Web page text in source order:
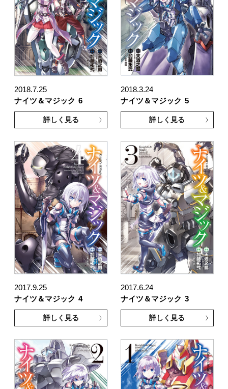
2018.7.25
ナイツ＆マジック 6
詳しく見る
2018.3.24
ナイツ＆マジック 5
詳しく見る
2017.9.25
ナイツ＆マジック 4
詳しく見る
2017.6.24
ナイツ＆マジック 3
詳しく見る